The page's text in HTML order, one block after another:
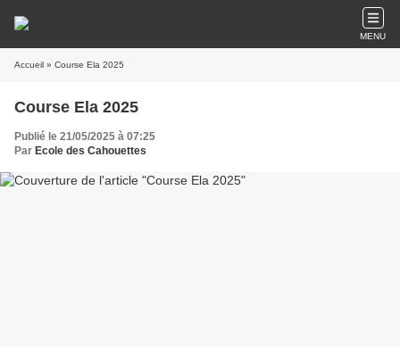
MENU
Accueil » Course Ela 2025
Course Ela 2025
Publié le 21/05/2025 à 07:25
Par Ecole des Cahouettes